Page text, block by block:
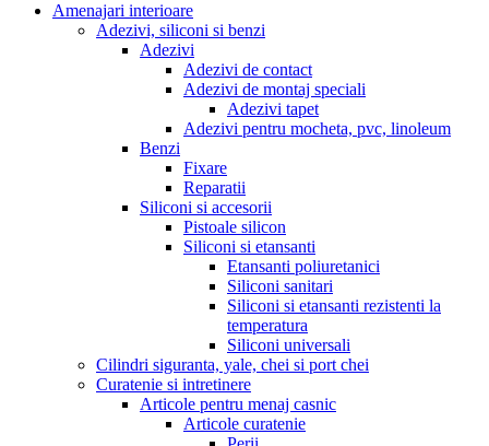
Amenajari interioare
Adezivi, siliconi si benzi
Adezivi
Adezivi de contact
Adezivi de montaj speciali
Adezivi tapet
Adezivi pentru mocheta, pvc, linoleum
Benzi
Fixare
Reparatii
Siliconi si accesorii
Pistoale silicon
Siliconi si etansanti
Etansanti poliuretanici
Siliconi sanitari
Siliconi si etansanti rezistenti la
temperatura
Siliconi universali
Cilindri siguranta, yale, chei si port chei
Curatenie si intretinere
Articole pentru menaj casnic
Articole curatenie